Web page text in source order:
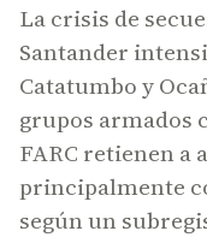
La crisis de
Santander
Catatumbo y
grupos armados
FARC retienen a
principalmente
según un